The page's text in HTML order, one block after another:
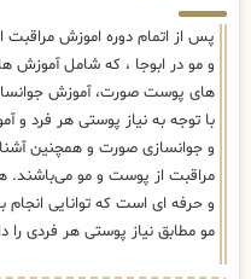
پس از اتمام دوره اموزش
و مو در ابوجا ، که شامل آموزش
های پوست صورت، آموزش
با توجه به نیاز پوستی هر فرد و
و جوانسازی صورت و همچنین
مراقبت از پوست و مو می‌باشند.
و حرفه ای است که توانایی
مو مطابق نیاز پوستی هر فردی را